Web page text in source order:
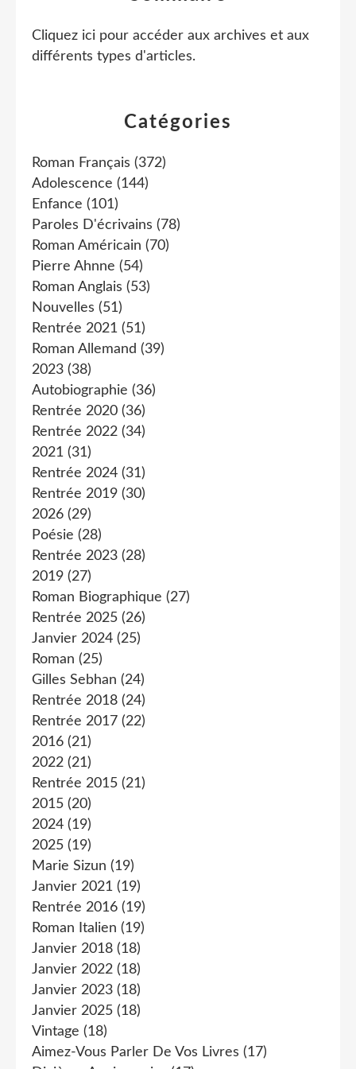
Catégories
Roman Français (372)
Adolescence (144)
Enfance (101)
Paroles D'écrivains (78)
Roman Américain (70)
Pierre Ahnne (54)
Roman Anglais (53)
Nouvelles (51)
Rentrée 2021 (51)
Roman Allemand (39)
2023 (38)
Autobiographie (36)
Rentrée 2020 (36)
Rentrée 2022 (34)
2021 (31)
Rentrée 2024 (31)
Rentrée 2019 (30)
2026 (29)
Poésie (28)
Rentrée 2023 (28)
2019 (27)
Roman Biographique (27)
Rentrée 2025 (26)
Janvier 2024 (25)
Roman (25)
Gilles Sebhan (24)
Rentrée 2018 (24)
Rentrée 2017 (22)
2016 (21)
2022 (21)
Rentrée 2015 (21)
2015 (20)
2024 (19)
2025 (19)
Marie Sizun (19)
Janvier 2021 (19)
Rentrée 2016 (19)
Roman Italien (19)
Janvier 2018 (18)
Janvier 2022 (18)
Janvier 2023 (18)
Janvier 2025 (18)
Vintage (18)
Aimez-Vous Parler De Vos Livres (17)
Cliquez ici pour accéder aux archives et aux
différents types d'articles.